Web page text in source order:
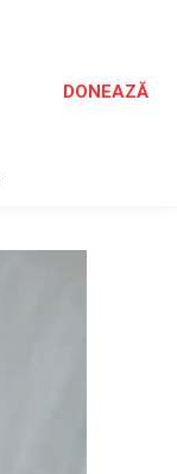
DONEAZĂ